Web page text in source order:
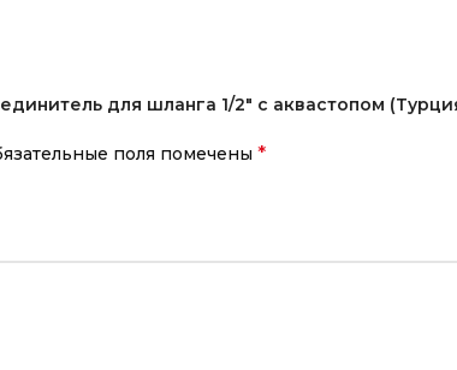
для шланга 1/2″ с аквастопом
поля помечены *